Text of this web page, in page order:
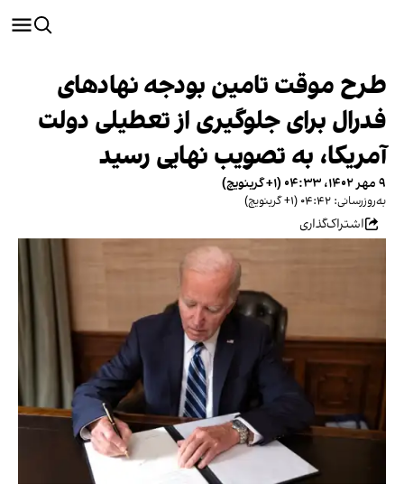
طرح موقت تامین بودجه نهادهای
فدرال برای جلوگیری از تعطیلی دولت
آمریکا، به تصویب نهایی رسید
۹ مهر ۱۴۰۲، ۰۴:۳۳ (‎+۱ گرینویچ)
به‌روزرسانی: ۰۴:۴۲ (‎+۱ گرینویچ)
اشتراک‌گذاری